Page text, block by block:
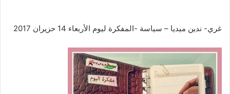
غري- ندين ميديا – سياسة -المفكرة ليوم الأربعاء 14 حزيران 2017